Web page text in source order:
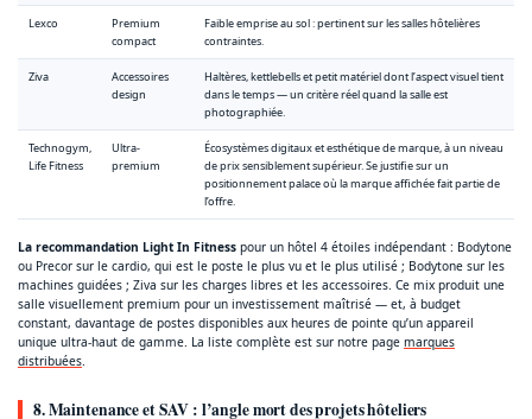
Lexco
Premium
compact
Faible emprise au sol : pertinent sur les salles hôtelières
contraintes.
Ziva
Accessoires
design
Haltères, kettlebells et petit matériel dont l’aspect visuel tient
dans le temps — un critère réel quand la salle est
photographiée.
Technogym,
Life Fitness
Ultra-
premium
Écosystèmes digitaux et esthétique de marque, à un niveau
de prix sensiblement supérieur. Se justifie sur un
positionnement palace où la marque affichée fait partie de
l’offre.
La recommandation Light In Fitness pour un hôtel 4 étoiles indépendant : Bodytone
ou Precor sur le cardio, qui est le poste le plus vu et le plus utilisé ; Bodytone sur les
machines guidées ; Ziva sur les charges libres et les accessoires. Ce mix produit une
salle visuellement premium pour un investissement maîtrisé — et, à budget
constant, davantage de postes disponibles aux heures de pointe qu’un appareil
unique ultra-haut de gamme. La liste complète est sur notre page marques
distribuées
8. Maintenance et SAV : l’angle mort des projets hôteliers